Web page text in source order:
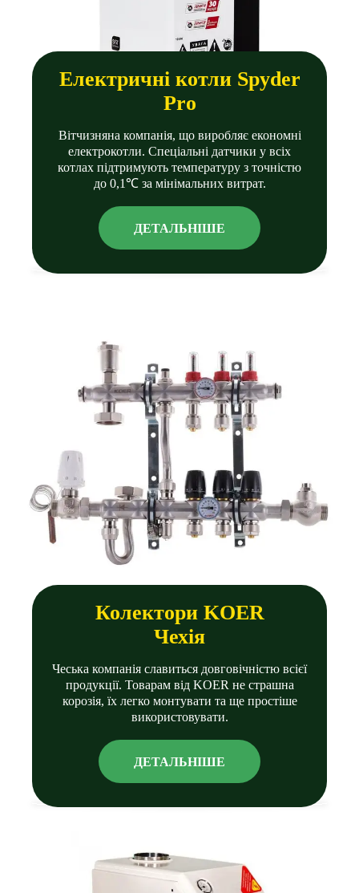
Електричні котли Spyder
Pro
Вітчизняна компанія, що виробляє економні
електрокотли. Спеціальнi датчики у всіх
котлах підтримують температуру з точністю
до 0,1℃ за мінімальних витрат.
ДЕТАЛЬНIШЕ
Колектори KOER
Чехiя
Чеська компанія славиться довговічністю всієї
продукції. Товарам від KOER не страшна
корозія, їх легко монтувати та ще простіше
використовувати.
ДЕТАЛЬНIШЕ